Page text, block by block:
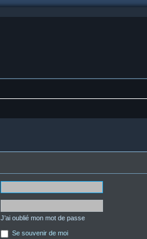
J’ai oublié mon mot de passe
Se souvenir de moi